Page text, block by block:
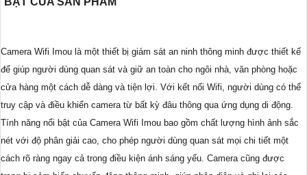
Camera Wifi Imou là một thiết bị giám sát an ninh thông minh được thiết kế
để giúp người dùng quan sát và giữ an toàn cho ngôi nhà, văn phòng hoặc
cửa hàng một cách dễ dàng và tiện lợi. Với kết nối Wifi, người dùng có thể
truy cập và điều khiển camera từ bất kỳ đâu thông qua ứng dụng di động.
Tính năng nổi bật của Camera Wifi Imou bao gồm chất lượng hình ảnh sắc
nét với độ phân giải cao, cho phép người dùng quan sát mọi chi tiết một
cách rõ ràng ngay cả trong điều kiện ánh sáng yếu. Camera cũng được